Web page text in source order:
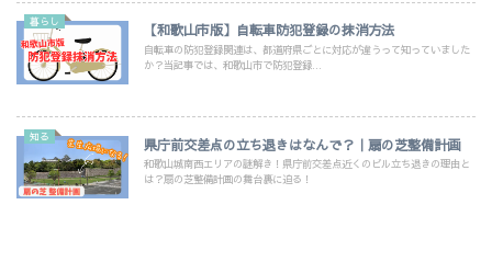
暮らし 【和歌山市版】自転車防犯登録の抹消方法
自転車の防犯登録関連は、都道府県ごとに対応が違うって知っていました
か？当記事では、和歌山市で防犯登録...
知る 県庁前交差点の立ち退きはなんで？｜扇の芝整備計画
和歌山城南西エリアの謎解き！県庁前交差点近くのビル立ち退きの理由と
は？扇の芝整備計画の舞台裏に迫る！